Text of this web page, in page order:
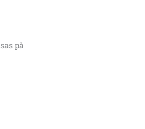
på